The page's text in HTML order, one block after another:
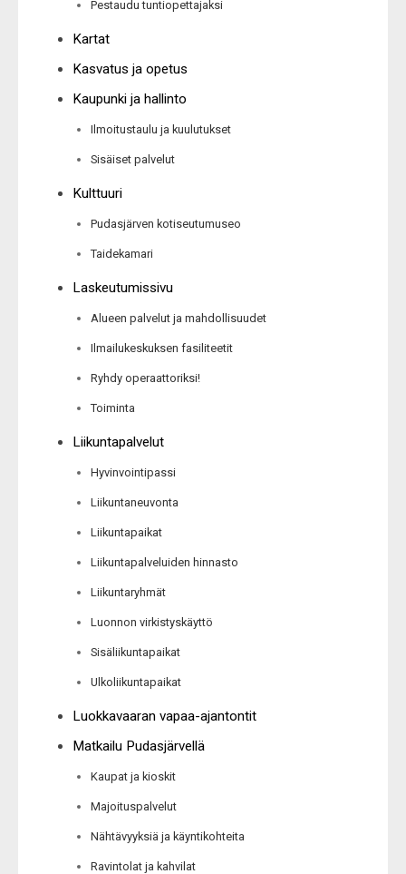
Pestaudu tuntiopettajaksi
Kartat
Kasvatus ja opetus
Kaupunki ja hallinto
Ilmoitustaulu ja kuulutukset
Sisäiset palvelut
Kulttuuri
Pudasjärven kotiseutumuseo
Taidekamari
Laskeutumissivu
Alueen palvelut ja mahdollisuudet
Ilmailukeskuksen fasiliteetit
Ryhdy operaattoriksi!
Toiminta
Liikuntapalvelut
Hyvinvointipassi
Liikuntaneuvonta
Liikuntapaikat
Liikuntapalveluiden hinnasto
Liikuntaryhmät
Luonnon virkistyskäyttö
Sisäliikuntapaikat
Ulkoliikuntapaikat
Luokkavaaran vapaa-ajantontit
Matkailu Pudasjärvellä
Kaupat ja kioskit
Majoituspalvelut
Nähtävyyksiä ja käyntikohteita
Ravintolat ja kahvilat